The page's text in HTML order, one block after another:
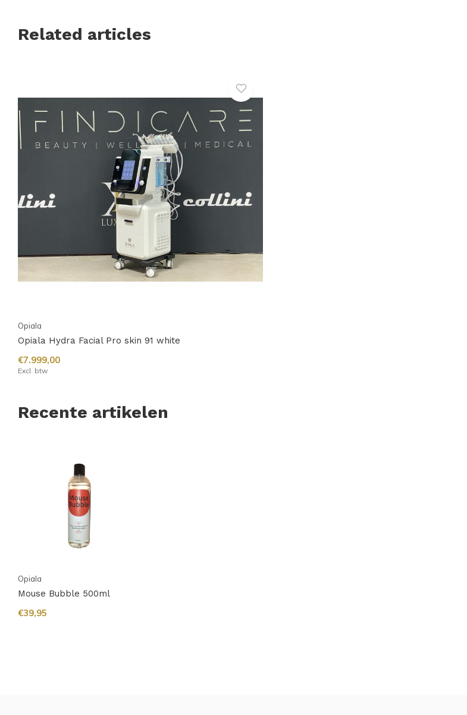
Related articles
Opiala
Opiala Hydra Facial Pro skin 91 white
€7.999,00
Excl. btw
Recente artikelen
Opiala
Mouse Bubble 500ml
€39,95